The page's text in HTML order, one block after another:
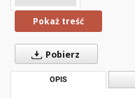
Pokaż treść
Pobierz
OPIS